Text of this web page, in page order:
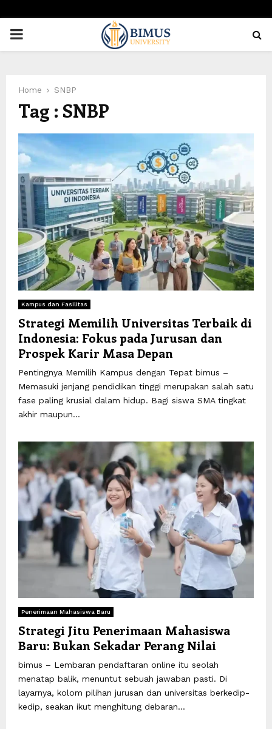
PRIMARY
Home SNBP
Tag : SNBP
Kampus dan Fasilitas
Strategi Memilih Universitas Terbaik di
Indonesia: Fokus pada Jurusan dan
Prospek Karir Masa Depan
Pentingnya Memilih Kampus dengan Tepat bimus –
Memasuki jenjang pendidikan tinggi merupakan salah satu
fase paling krusial dalam hidup. Bagi siswa SMA tingkat
akhir maupun...
Penerimaan Mahasiswa Baru
Strategi Jitu Penerimaan Mahasiswa
Baru: Bukan Sekadar Perang Nilai
bimus – Lembaran pendaftaran online itu seolah
menatap balik, menuntut sebuah jawaban pasti. Di
layarnya, kolom pilihan jurusan dan universitas berkedip-
kedip, seakan ikut menghitung debaran...